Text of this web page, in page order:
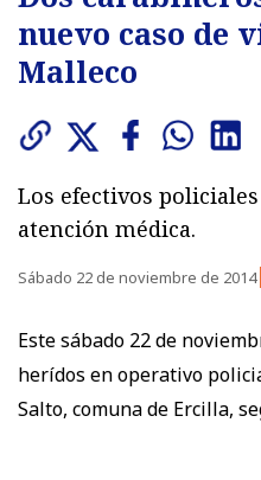
nuevo caso de
Malleco
Los efectivos
atención médica.
Sábado 22 de noviembre de 2014
Este sábado 22 de
herídos en operativo
Salto, comuna de Ercilla,